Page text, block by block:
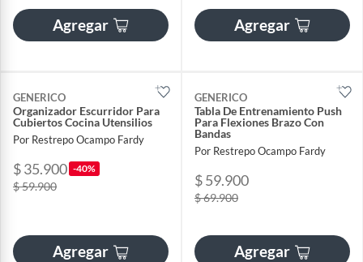
Agregar Agregar
GENERICO
Organizador Escurridor Para
Cubiertos Cocina Utensilios
Por Restrepo Ocampo Fardy
$ 35.900 -40%
$ 59.900
Agregar
GENERICO
Tabla De Entrenamiento Push
Para Flexiones Brazo Con
Bandas
Por Restrepo Ocampo Fardy
$ 59.900
$ 69.900
Agregar